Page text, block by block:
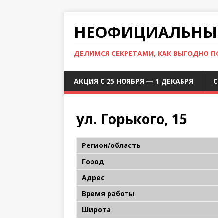
ДЕЛИМСЯ СЕКРЕТАМИ, КАК ВЫГОДНО
АКЦИЯ С 25 НОЯБРЯ — 1 ДЕКАБРЯ
ул. Горького, 15
Регион/область
Город
Адрес
Время работы
Широта